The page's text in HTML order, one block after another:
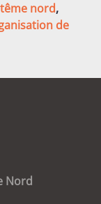
nord,
de
Nord